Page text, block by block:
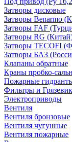
Затворы дисковые
Затворы Benarmo
Затворы FAF
Затворы RG
Затворы TECOFI
Затворы БАЗ
Клапаны обратные
Краны пробко-
Пожарные
Фильтры и
Электроприводы
Вентиля
Вентиля бронзовые
Вентиля чугунные
Вентиля пожарные